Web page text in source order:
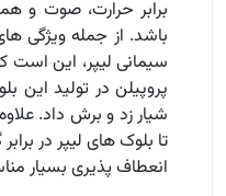
برابر حرارت، صوت و
باشد. از جمله ویژگی
سیمانی لیپر، این است
پروپیلن در تولید این
شیار زد و برش داد.
تا بلوک های لیپر در
انعطاف پذیری بسیار